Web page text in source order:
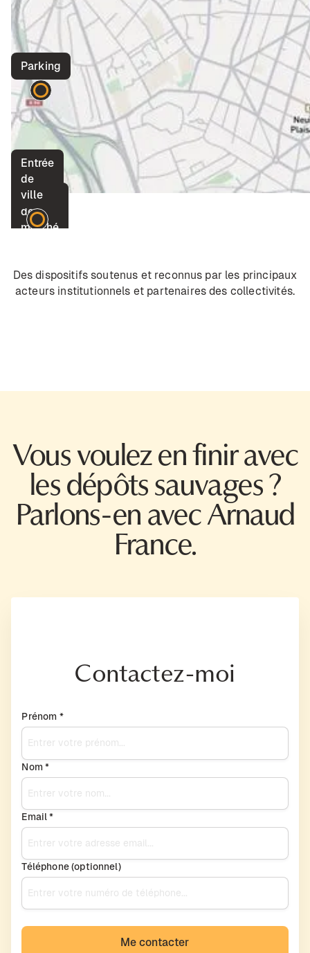
Place
de
marché
Entrée
de
ville
Parking
Des dispositifs soutenus et reconnus par les principaux
acteurs institutionnels et partenaires des collectivités.
Vous voulez en finir avec
les dépôts sauvages ?
Parlons-en avec Arnaud
France.
Contactez-moi
Prénom *
Nom *
Email *
Téléphone (optionnel)